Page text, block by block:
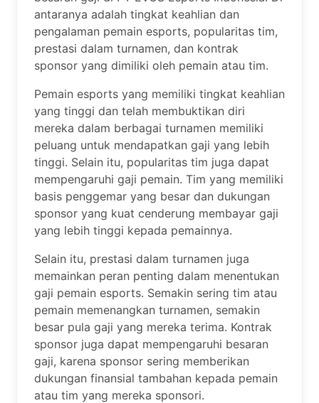
antaranya adalah tingkat keahlian dan
pengalaman pemain esports, popularitas tim,
prestasi dalam turnamen, dan kontrak
sponsor yang dimiliki oleh pemain atau tim.
Pemain esports yang memiliki tingkat keahlian
yang tinggi dan telah membuktikan diri
mereka dalam berbagai turnamen memiliki
peluang untuk mendapatkan gaji yang lebih
tinggi. Selain itu, popularitas tim juga dapat
mempengaruhi gaji pemain. Tim yang memiliki
basis penggemar yang besar dan dukungan
sponsor yang kuat cenderung membayar gaji
yang lebih tinggi kepada pemainnya.
Selain itu, prestasi dalam turnamen juga
memainkan peran penting dalam menentukan
gaji pemain esports. Semakin sering tim atau
pemain memenangkan turnamen, semakin
besar pula gaji yang mereka terima. Kontrak
sponsor juga dapat mempengaruhi besaran
gaji, karena sponsor sering memberikan
dukungan finansial tambahan kepada pemain
atau tim yang mereka sponsori.